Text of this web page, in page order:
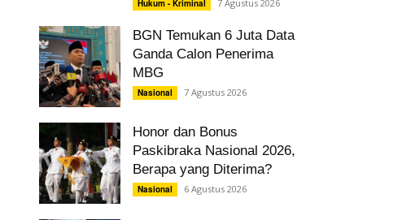
Hukum - Kriminal 7 Agustus 2026
BGN Temukan 6 Juta Data
Ganda Calon Penerima
MBG
Nasional 7 Agustus 2026
Honor dan Bonus
Paskibraka Nasional 2026,
Berapa yang Diterima?
Nasional 6 Agustus 2026